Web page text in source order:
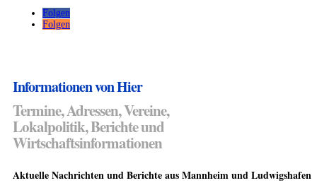
Folgen
Folgen
Informationen von Hier
Termine, Adressen, Vereine,
Lokalpolitik, Berichte und
Wirtschaftsinformationen
Aktuelle Nachrichten und Berichte aus Mannheim und Ludwigshafen